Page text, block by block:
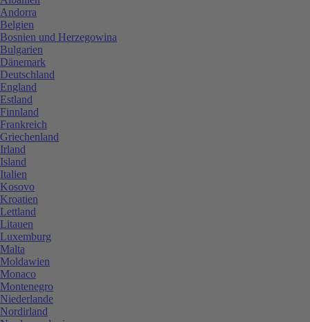
Andorra
Belgien
Bosnien und Herzegowina
Bulgarien
Dänemark
Deutschland
England
Estland
Finnland
Frankreich
Griechenland
Irland
Island
Italien
Kosovo
Kroatien
Lettland
Litauen
Luxemburg
Malta
Moldawien
Monaco
Montenegro
Niederlande
Nordirland